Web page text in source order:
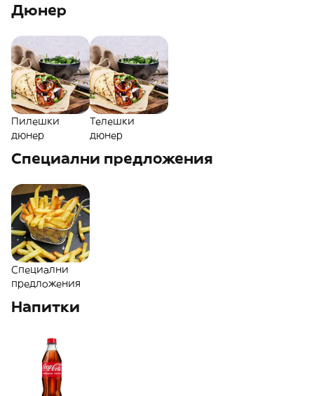
Дюнер
Пилешки
дюнер
Телешки
дюнер
Специални предложения
Специални
предложения
Напитки